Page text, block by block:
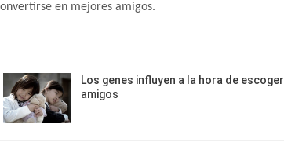
en mejores amigos.
Los genes influyen a la hora de escoger
amigos